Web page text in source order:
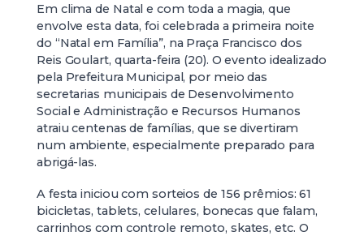
Em clima de Natal e com toda a magia, que
envolve esta data, foi celebrada a primeira noite
do “Natal em Família”, na Praça Francisco dos
Reis Goulart, quarta-feira (20). O evento idealizado
pela Prefeitura Municipal, por meio das
secretarias municipais de Desenvolvimento
Social e Administração e Recursos Humanos
atraiu centenas de famílias, que se divertiram
num ambiente, especialmente preparado para
abrigá-las.
A festa iniciou com sorteios de 156 prêmios: 61
bicicletas, tablets, celulares, bonecas que falam,
carrinhos com controle remoto, skates, etc. O